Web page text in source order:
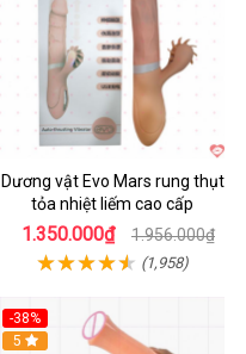
Dương vật Evo Mars rung thụt
tỏa nhiệt liếm cao cấp
1.350.000₫ 1.956.000₫
(1,958)
-38%
Hot
5